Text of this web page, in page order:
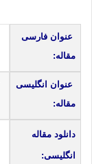
عنوان فارسی
مقاله:
عنوان انگلیسی
مقاله:
دانلود مقاله
انگلیسی: